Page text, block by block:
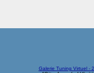
Galerie Tuning Virtuel -